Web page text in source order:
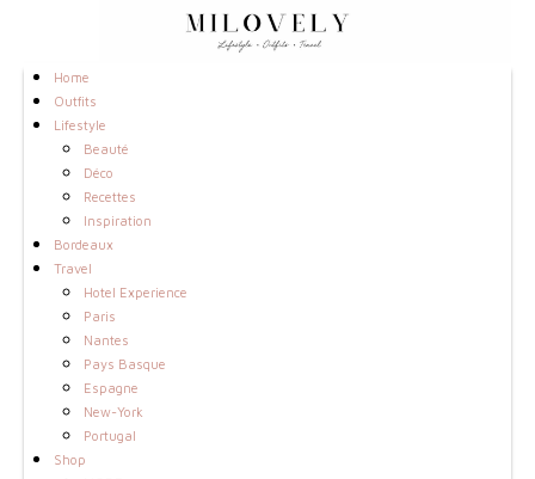
Home
Outfits
Lifestyle
Beauté
Déco
Recettes
Inspiration
Bordeaux
Travel
Hotel Experience
Paris
Nantes
Pays Basque
Espagne
New-York
Portugal
Shop